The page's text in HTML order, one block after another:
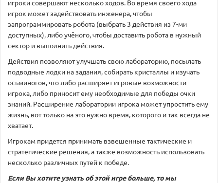
игроки совершают несколько ходов. Во время своего хода
игрок может задействовать инженера, чтобы
запрограммировать робота (выбрать 3 действия из 7-ми
доступных), либо учёного, чтобы доставить робота в нужный
сектор и выполнить действия.
Действия позволяют улучшать свою лабораторию, посылать
подводные лодки на задания, собирать кристаллы и изучать
осьминогов, что либо расширяет игровые возможности
игрока, либо приносит ему необходимые для победы очки
знаний. Расширение лаборатории игрока может упростить ему
жизнь, вот только на это нужно время, которого и так всегда не
хватает.
Игрокам придется принимать взвешенные тактические и
стратегические решения, а также возможность использовать
несколько различных путей к победе.
Если Вы хотите узнать об этой игре больше, то мы